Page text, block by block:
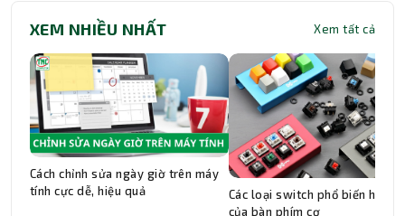
XEM NHIỀU NHẤT Xem tất cả
Cách chỉnh sửa ngày giờ trên máy
tính cực dễ, hiệu quả
Các loại switch phổ biến hiện
của bàn phím cơ